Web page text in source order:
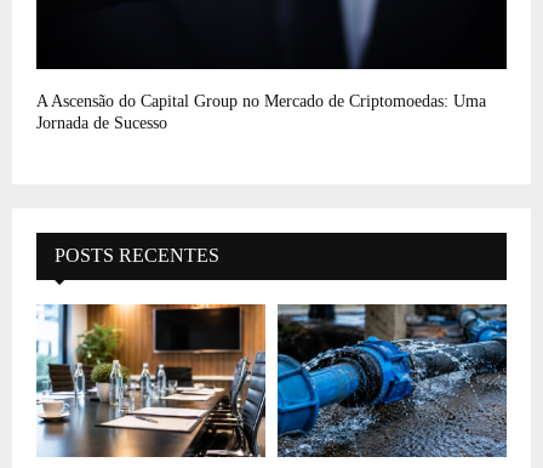
A Ascensão do Capital Group no Mercado de Criptomoedas: Uma
Jornada de Sucesso
POSTS RECENTES